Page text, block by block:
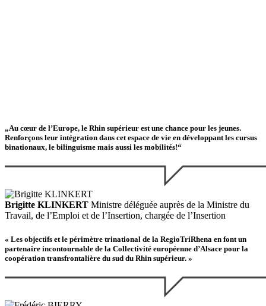
„Au cœur de l’Europe, le Rhin supérieur est une chance pour les jeunes.
Renforçons leur intégration dans cet espace de vie en développant les cursus
binationaux, le bilinguisme mais aussi les mobilités!“
Brigitte KLINKERT Ministre déléguée auprès de la Ministre du
Travail, de l’Emploi et de l’Insertion, chargée de l’Insertion
« Les objectifs et le périmètre trinational de la RegioTriRhena en font un
partenaire incontournable de la Collectivité européenne d’Alsace pour la
coopération transfrontalière du sud du Rhin supérieur. »